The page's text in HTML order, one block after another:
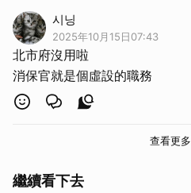
시닝
2025年10月15日07:43
北市府沒用啦
消保官就是個虛設的職務
查看更多
繼續看下去